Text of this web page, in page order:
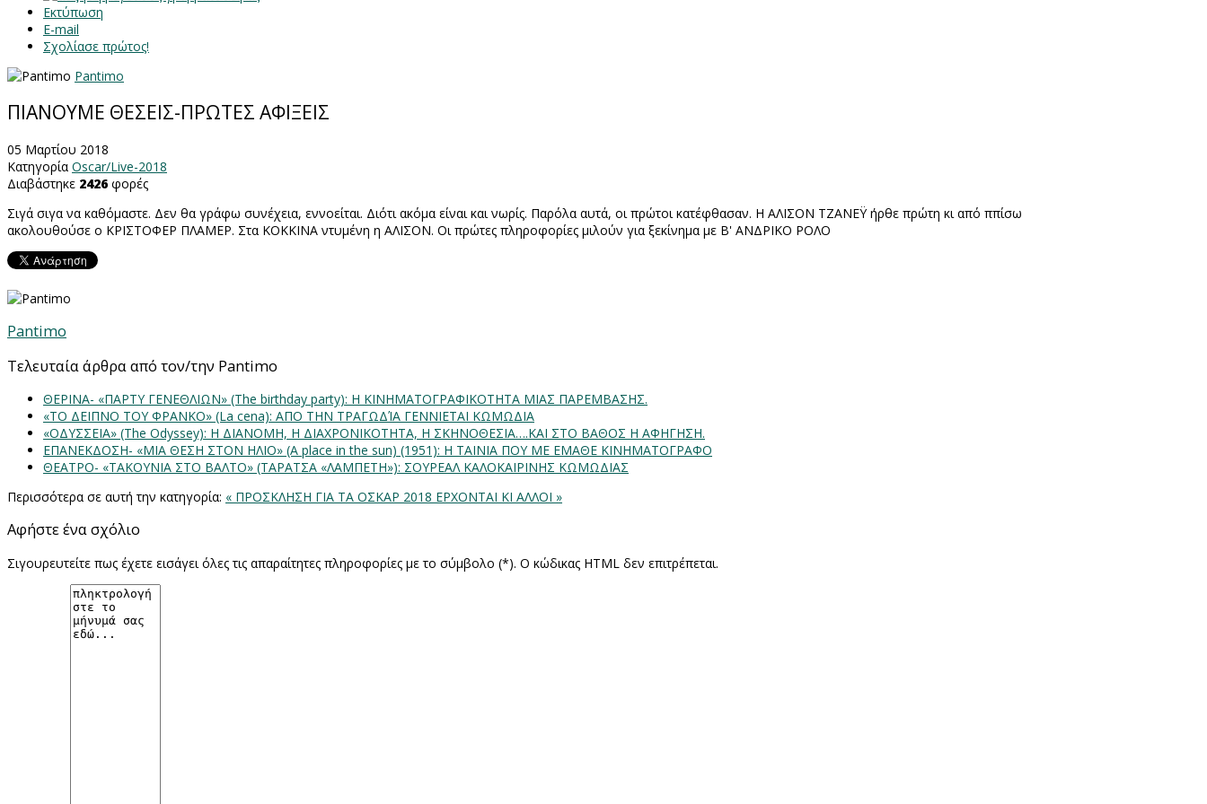
Εκτύπωση
E-mail
Σχολίασε πρώτος!
Pantimo
ΠΙΑΝΟΥΜΕ ΘΕΣΕΙΣ-ΠΡΩΤΕΣ ΑΦΙΞΕΙΣ
05 Μαρτίου 2018
Κατηγορία Oscar/Live-2018
Διαβάστηκε 2426 φορές
Σιγά σιγα να καθόμαστε. Δεν θα γράφω συνέχεια, εννοείται. Διότι ακόμα είναι και νωρίς. Παρόλα αυτά, οι πρώτοι κατέφθασαν. Η ΑΛΙΣΟΝ ΤΖΑΝΕΫ ήρθε πρώτη κι από ππίσω
ακολουθούσε ο ΚΡΙΣΤΟΦΕΡ ΠΛΑΜΕΡ. Στα ΚΟΚΚΙΝΑ ντυμένη η ΑΛΙΣΟΝ. Οι πρώτες πληροφορίες μιλούν για ξεκίνημα με Β' ΑΝΔΡΙΚΟ ΡΟΛΟ
Pantimo
Τελευταία άρθρα από τον/την Pantimo
ΘΕΡΙΝΑ- «ΠΑΡΤΥ ΓΕΝΕΘΛΙΩΝ» (The birthday party): H KINHMATOΓΡΑΦΙΚΟΤΗΤΑ ΜΙΑΣ ΠΑΡΕΜΒΑΣΗΣ.
«ΤΟ ΔΕΙΠΝΟ ΤΟΥ ΦΡΑΝΚΟ» (La cena): ΑΠΟ ΤΗΝ ΤΡΑΓΩΔΊΑ ΓΕΝΝΙΕΤΑΙ ΚΩΜΩΔΙΑ
«ΟΔΥΣΣΕΙΑ» (The Odyssey): Η ΔΙΑΝΟΜΗ, Η ΔΙΑΧΡΟΝΙΚΟΤΗΤΑ, Η ΣΚΗΝΟΘΕΣΙΑ….ΚΑΙ ΣΤΟ ΒΑΘΟΣ Η ΑΦΗΓΗΣΗ.
ΕΠΑΝΕΚΔΟΣΗ- «ΜΙΑ ΘΕΣΗ ΣΤΟΝ ΗΛΙΟ» (Α place in the sun) (1951): Η ΤΑΙΝΙΑ ΠΟΥ ΜΕ ΕΜΑΘΕ ΚΙΝΗΜΑΤΟΓΡΑΦΟ
ΘΕΑΤΡΟ- «ΤΑΚΟΥΝΙΑ ΣΤΟ ΒΑΛΤΟ» (ΤΑΡΑΤΣΑ «ΛΑΜΠΕΤΗ»): ΣΟΥΡΕΑΛ ΚΑΛΟΚΑΙΡΙΝΗΣ ΚΩΜΩΔΙΑΣ
Περισσότερα σε αυτή την κατηγορία: « ΠΡΟΣΚΛΗΣΗ ΓΙΑ ΤΑ ΟΣΚΑΡ 2018 ΕΡΧΟΝΤΑΙ ΚΙ ΑΛΛΟΙ »
Αφήστε ένα σχόλιο
Σιγουρευτείτε πως έχετε εισάγει όλες τις απαραίτητες πληροφορίες με το σύμβολο (*). Ο κώδικας HTML δεν επιτρέπεται.